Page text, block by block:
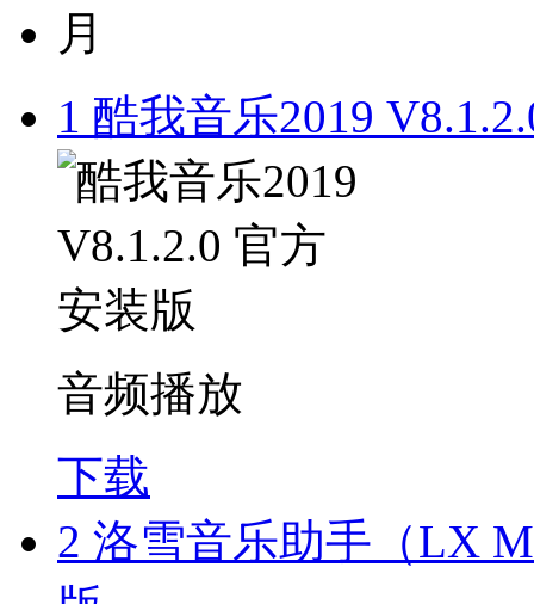
月
1 酷我音乐2019
音频播放
下载
2 洛雪音乐助手（LX